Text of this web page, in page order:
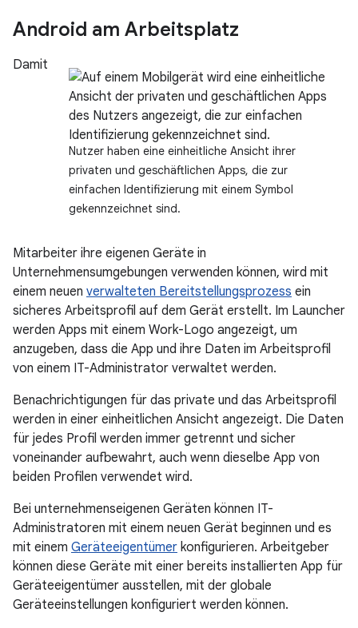
Android am Arbeitsplatz
Nutzer haben eine einheitliche Ansicht ihrer
privaten und geschäftlichen Apps, die zur
einfachen Identifizierung mit einem Symbol
gekennzeichnet sind.
Damit
Mitarbeiter ihre eigenen Geräte in
Unternehmensumgebungen verwenden können, wird mit
einem neuen verwalteten Bereitstellungsprozess ein
sicheres Arbeitsprofil auf dem Gerät erstellt. Im Launcher
werden Apps mit einem Work-Logo angezeigt, um
anzugeben, dass die App und ihre Daten im Arbeitsprofil
von einem IT-Administrator verwaltet werden.
Benachrichtigungen für das private und das Arbeitsprofil
werden in einer einheitlichen Ansicht angezeigt. Die Daten
für jedes Profil werden immer getrennt und sicher
voneinander aufbewahrt, auch wenn dieselbe App von
beiden Profilen verwendet wird.
Bei unternehmenseigenen Geräten können IT-
Administratoren mit einem neuen Gerät beginnen und es
mit einem Geräteeigentümer konfigurieren. Arbeitgeber
können diese Geräte mit einer bereits installierten App für
Geräteeigentümer ausstellen, mit der globale
Geräteeinstellungen konfiguriert werden können.